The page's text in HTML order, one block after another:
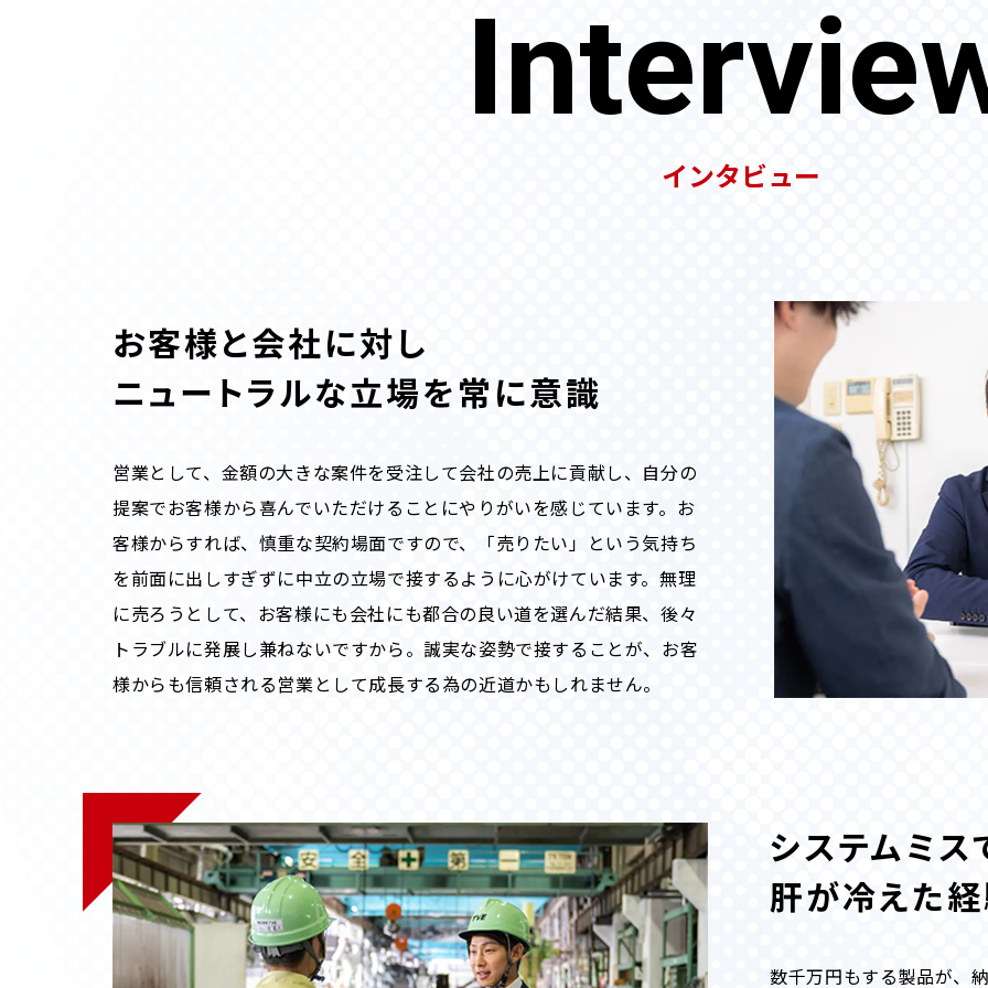
インタビュー
お客様と会社に対し
ニュートラルな立場を常に意識
営業として、金額の大きな案件を受注して会社の売上に貢献し、自分の
提案でお客様から喜んでいただけることにやりがいを感じています。お
客様からすれば、慎重な契約場面ですので、「売りたい」という気持ち
を前面に出しすぎずに中立の立場で接するように心がけています。無理
に売ろうとして、お客様にも会社にも都合の良い道を選んだ結果、後々
トラブルに発展し兼ねないですから。誠実な姿勢で接することが、お客
様からも信頼される営業として成長する為の近道かもしれません。
システムミ
肝が冷えた
数千万円もする製品が、